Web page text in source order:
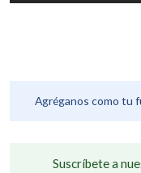
Agréganos como tu
Suscríbete a